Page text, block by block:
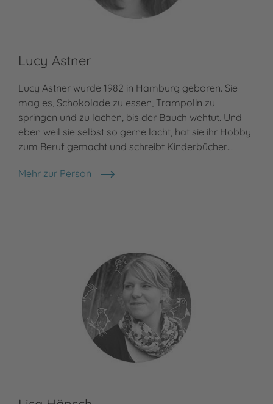
Lucy Astner
Lucy Astner wurde 1982 in Hamburg geboren. Sie
mag es, Schokolade zu essen, Trampolin zu
springen und zu lachen, bis der Bauch wehtut. Und
eben weil sie selbst so gerne lacht, hat sie ihr Hobby
zum Beruf gemacht und schreibt Kinderbücher…
Mehr zur Person
Lucy Astner